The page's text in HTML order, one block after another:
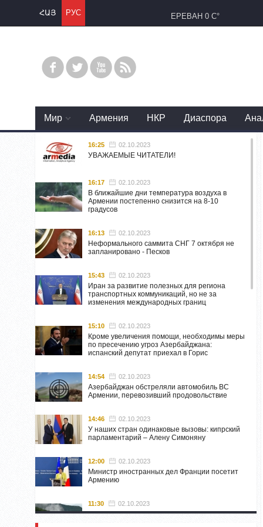
ՀԱՅ РУС ЕРЕВАН 0 C°
Mир Армения НКР Диаспора
16:25 02.10.2023
УВАЖАЕМЫЕ ЧИТАТЕЛИ!
16:17 02.10.2023
В ближайшие дни температура воздуха в
Армении постепенно снизится на 8-10
градусов
16:13 02.10.2023
Неформального саммита СНГ 7 октября не
запланировано - Песков
15:43 02.10.2023
Иран за развитие полезных для региона
транспортных коммуникаций, но не за
изменения международных границ
15:10 02.10.2023
Кроме увеличения помощи, необходимы меры
по пресечению угроз Азербайджана:
испанский депутат приехал в Горис
14:54 02.10.2023
Азербайджан обстреляли автомобиль ВС
Армении, перевозивший продовольствие
14:46 02.10.2023
У наших стран одинаковые вызовы: кипрский
парламентарий – Алену Симоняну
12:00 02.10.2023
Министр иностранных дел Франции посетит
Армению
11:30 02.10.2023
Самвел Шахраманян и группа ответственных